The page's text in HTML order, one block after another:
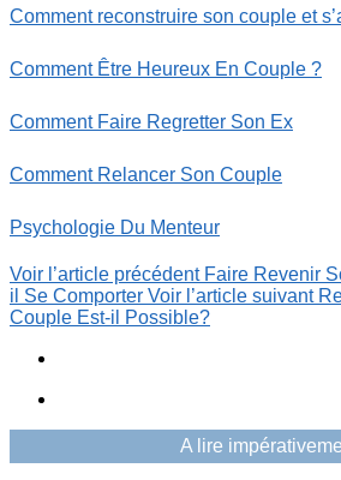
Comment reconstruire son couple et
Comment Être Heureux En Couple ?
Comment Faire Regretter Son Ex
Comment Relancer Son Couple
Psychologie Du Menteur
Voir l’article précédent Faire Revenir
il Se Comporter Voir l’article suivant
Couple Est-il Possible?
A lire